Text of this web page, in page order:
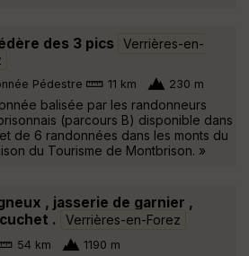
des 3 pics
Verrières-en-
Pédestre 11 km 230 m
balisée par les randonneurs
(parcours B) disponible dans
de 6 randonnées dans les monts du
du Tourisme de Montbrison. »
, jasserie de garnier ,
.
Verrières-en-Forez
54 km 1190 m